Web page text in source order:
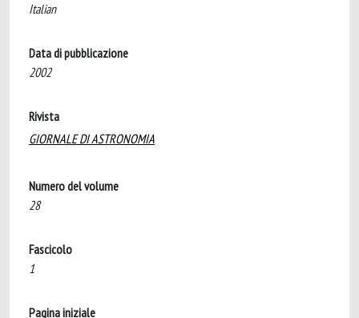
Italian
Data di pubblicazione
2002
Rivista
GIORNALE DI ASTRONOMIA
Numero del volume
28
Fascicolo
1
Pagina iniziale